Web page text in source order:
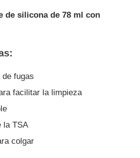
de silicona de 78 ml con
de fugas
facilitar la limpieza
la TSA
colgar